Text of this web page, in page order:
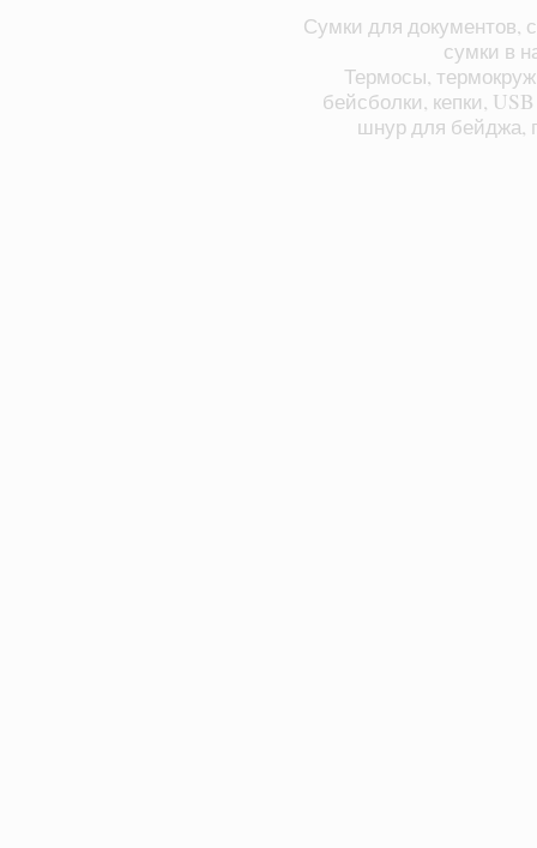
Сумки для документов,
сумки в
Термосы,
бейсболки, кепки,
шнур для бейджа,